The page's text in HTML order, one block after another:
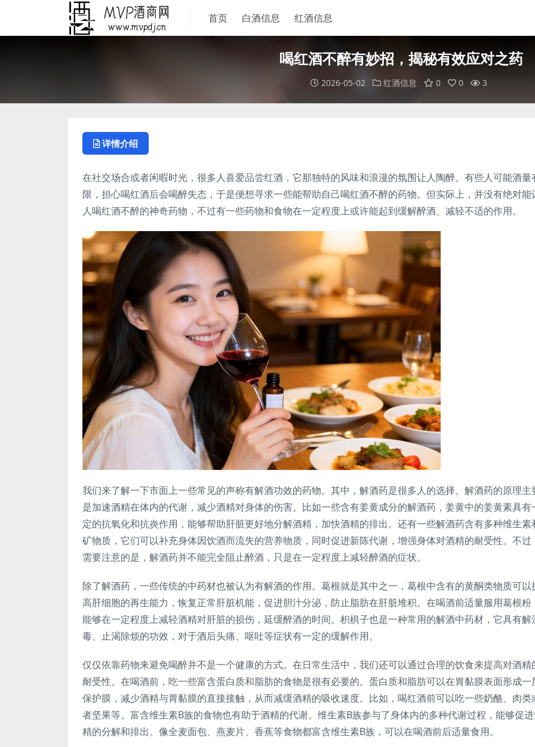
首页 白酒信息 红酒信息
喝红酒不醉有妙招，揭秘有效应对之药
2026-05-02 红酒信息 0 0 3
详情介绍
在社交场合或者闲暇时光，很多人喜爱品尝红酒，它那独特的风味和浪漫的氛围让人陶醉。有些人可能酒量
限，担心喝红酒后会喝醉失态，于是便想寻求一些能帮助自己喝红酒不醉的药物。但实际上，并没有绝对能
人喝红酒不醉的神奇药物，不过有一些药物和食物在一定程度上或许能起到缓解醉酒、减轻不适的作用。
我们来了解一下市面上一些常见的声称有解酒功效的药物。其中，解酒药是很多人的选择。解酒药的原理主
是加速酒精在体内的代谢，减少酒精对身体的伤害。比如一些含有姜黄成分的解酒药，姜黄中的姜黄素具有
定的抗氧化和抗炎作用，能够帮助肝脏更好地分解酒精，加快酒精的排出。还有一些解酒药含有多种维生素
矿物质，它们可以补充身体因饮酒而流失的营养物质，同时促进新陈代谢，增强身体对酒精的耐受性。不过
需要注意的是，解酒药并不能完全阻止醉酒，只是在一定程度上减轻醉酒的症状。
除了解酒药，一些传统的中药材也被认为有解酒的作用。葛根就是其中之一，葛根中含有的黄酮类物质可以
高肝细胞的再生能力，恢复正常肝脏机能，促进胆汁分泌，防止脂肪在肝脏堆积。在喝酒前适量服用葛根粉
能够在一定程度上减轻酒精对肝脏的损伤，延缓醉酒的时间。枳椇子也是一种常用的解酒中药材，它具有解
毒、止渴除烦的功效，对于酒后头痛、呕吐等症状有一定的缓解作用。
仅仅依靠药物来避免喝醉并不是一个健康的方式。在日常生活中，我们还可以通过合理的饮食来提高对酒精
耐受性。在喝酒前，吃一些富含蛋白质和脂肪的食物是很有必要的。蛋白质和脂肪可以在胃黏膜表面形成一
保护膜，减少酒精与胃黏膜的直接接触，从而减缓酒精的吸收速度。比如，喝红酒前可以吃一些奶酪、肉类
者坚果等。富含维生素B族的食物也有助于酒精的代谢。维生素B族参与了身体内的多种代谢过程，能够促
精的分解和排出。像全麦面包、燕麦片、香蕉等食物都富含维生素B族，可以在喝酒前后适量食用。